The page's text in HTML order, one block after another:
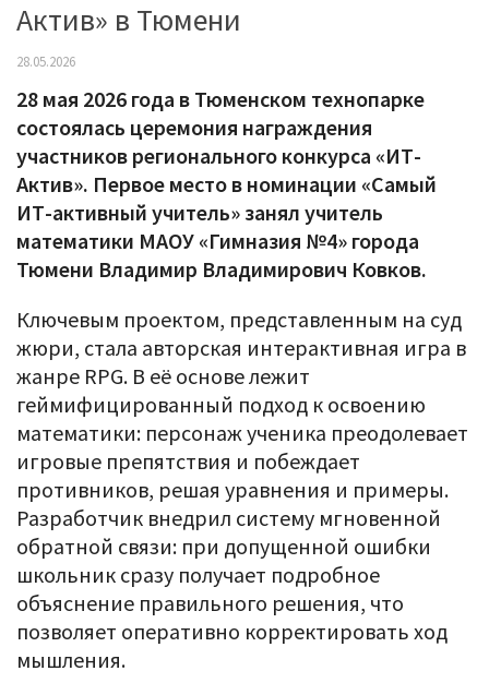
Актив» в Тюмени
28.05.2026
28 мая 2026 года в Тюменском технопарке
состоялась церемония награждения
участников регионального конкурса «ИТ-
Актив». Первое место в номинации «Самый
ИТ-активный учитель» занял учитель
математики МАОУ «Гимназия №4» города
Тюмени Владимир Владимирович Ковков.
Ключевым проектом, представленным на суд
жюри, стала авторская интерактивная игра в
жанре RPG. В её основе лежит
геймифицированный подход к освоению
математики: персонаж ученика преодолевает
игровые препятствия и побеждает
противников, решая уравнения и примеры.
Разработчик внедрил систему мгновенной
обратной связи: при допущенной ошибки
школьник сразу получает подробное
объяснение правильного решения, что
позволяет оперативно корректировать ход
мышления.